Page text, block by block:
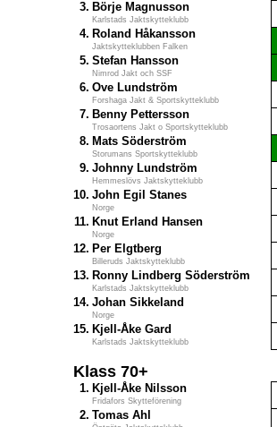
3. Börje Magnusson
Karlstads Jaktskytteklubb
4. Roland Håkansson
Jaktskytteklubben Falken
5. Stefan Hansson
Nimrod Jakt och SSF
6. Ove Lundström
Forshaga Jakt & Sportskytteklubb
7. Benny Pettersson
Trosaortens Jakt o Sportskytteklubb
8. Mats Söderström
Storumans Sportskytteklubb
9. Johnny Lundström
Hemmeslövs Jaktskytteklubb
10. John Egil Stanes
Norge
11. Knut Erland Hansen
Norge
12. Per Elgtberg
Billeruds Jaktskytteklubb
13. Ronny Lindberg Söderström
Karlstads Jaktskytteklubb
14. Johan Sikkeland
Norge
15. Kjell-Åke Gard
Karlstads Jaktskytteklubb
Klass 70+
1. Kjell-Åke Nilsson
Fridafors Skytteförening
2. Tomas Ahl